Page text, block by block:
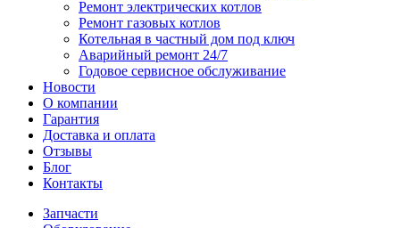
Ремонт электрических котлов
Ремонт газовых котлов
Котельная в частный дом под ключ
Аварийный ремонт 24/7
Годовое сервисное обслуживание
Новости
О компании
Гарантия
Доставка и оплата
Отзывы
Блог
Контакты
Запчасти